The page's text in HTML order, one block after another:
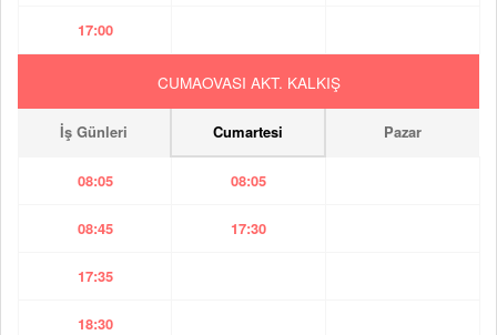
17:00
CUMAOVASI AKT. KALKIŞ
İş Günleri Cumartesi Pazar
08:05 08:05
08:45 17:30
17:35
18:30